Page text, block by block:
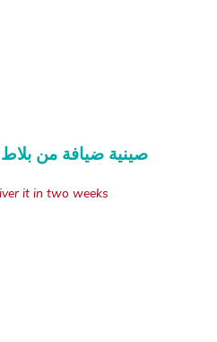
صينية ضيافة من
it in two weeks